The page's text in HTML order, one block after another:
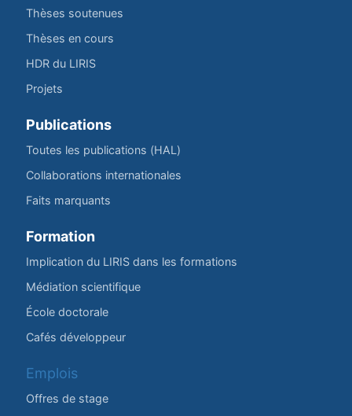
Thèses soutenues
Thèses en cours
HDR du LIRIS
Projets
Publications
Toutes les publications (HAL)
Collaborations internationales
Faits marquants
Formation
Implication du LIRIS dans les formations
Médiation scientifique
École doctorale
Cafés développeur
Emplois
Offres de stage